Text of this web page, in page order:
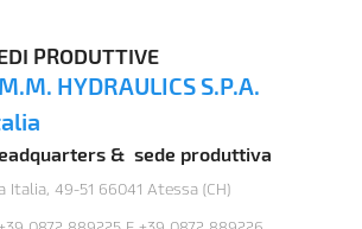
PRODUTTIVE
HYDRAULICS S.P.A.
& sede produttiva
Italia, 49-51 66041 Atessa (CH)